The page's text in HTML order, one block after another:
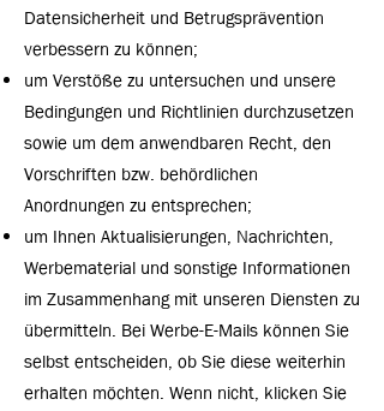
Datensicherheit und Betrugsprävention
verbessern zu können;
um Verstöße zu untersuchen und unsere
Bedingungen und Richtlinien durchzusetzen
sowie um dem anwendbaren Recht, den
Vorschriften bzw. behördlichen
Anordnungen zu entsprechen;
um Ihnen Aktualisierungen, Nachrichten,
Werbematerial und sonstige Informationen
im Zusammenhang mit unseren Diensten zu
übermitteln. Bei Werbe-E-Mails können Sie
selbst entscheiden, ob Sie diese weiterhin
erhalten möchten. Wenn nicht, klicken Sie